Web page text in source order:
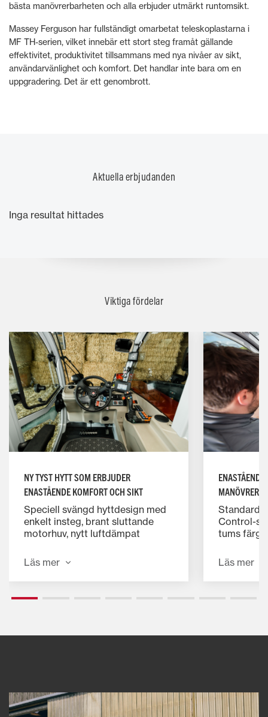
bästa manövrerbarheten och alla erbjuder utmärkt runtomsikt.
Massey Ferguson har fullständigt omarbetat teleskoplastarna i
MF TH-serien, vilket innebär ett stort steg framåt gällande
effektivitet, produktivitet tillsammans med nya nivåer av sikt,
användarvänlighet och komfort. Det handlar inte bara om en
uppgradering. Det är ett genombrott.
Aktuella erbjudanden
Inga resultat hittades
Viktiga fördelar
NY TYST HYTT SOM ERBJUDER
ENASTÅENDE KOMFORT OCH SIKT
Speciell svängd hyttdesign med
enkelt insteg, brant sluttande
motorhuv, nytt luftdämpat
till 4 dBA tystare under
lastningsarbeten.
Läs mer
Standard,
Control-
tums
Läs mer